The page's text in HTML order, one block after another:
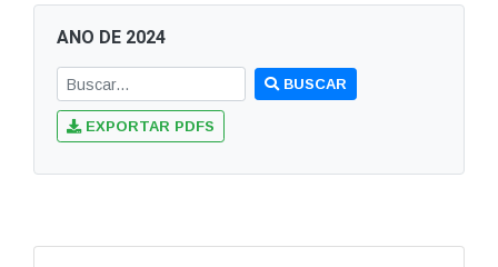
ANO DE 2024
BUSCAR
EXPORTAR PDFS